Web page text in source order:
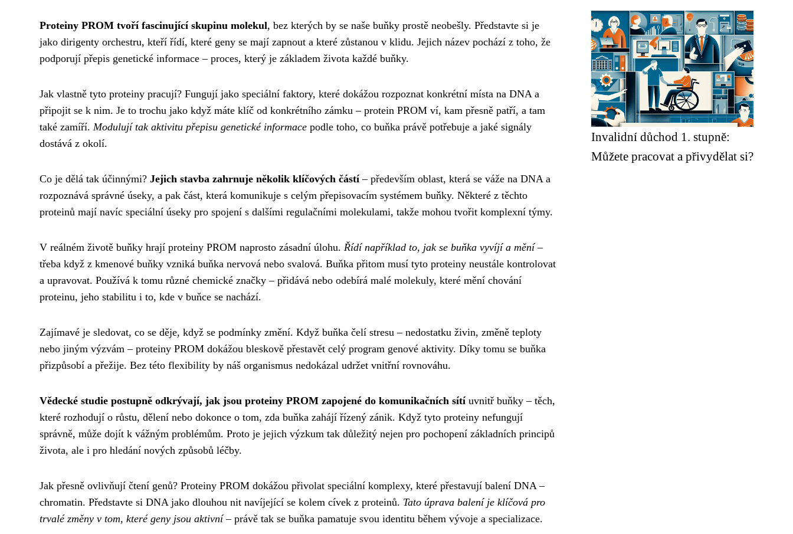
Proteiny PROM tvoří fascinující skupinu molekul, bez kterých by se naše buňky prostě neobešly. Představte si je
jako dirigenty orchestru, kteří řídí, které geny se mají zapnout a které zůstanou v klidu. Jejich název pochází z toho, že
podporují přepis genetické informace – proces, který je základem života každé buňky.
Jak vlastně tyto proteiny pracují? Fungují jako speciální faktory, které dokážou rozpoznat konkrétní místa na DNA a
připojit se k nim. Je to trochu jako když máte klíč od konkrétního zámku – protein PROM ví, kam přesně patří, a tam
také zamíří. Modulují tak aktivitu přepisu genetické informace podle toho, co buňka právě potřebuje a jaké signály
dostává z okolí.
Co je dělá tak účinnými? Jejich stavba zahrnuje několik klíčových částí– především oblast, která se váže na DNA a
rozpoznává správné úseky, a pak část, která komunikuje s celým přepisovacím systémem buňky. Některé z těchto
proteinů mají navíc speciální úseky pro spojení s dalšími regulačními molekulami, takže mohou tvořit komplexní týmy.
V reálném životě buňky hrají proteiny PROM naprosto zásadní úlohu. Řídí například to, jak se buňka vyvíjí a mění–
třeba když z kmenové buňky vzniká buňka nervová nebo svalová. Buňka přitom musí tyto proteiny neustále kontrolovat
a upravovat. Používá k tomu různé chemické značky – přidává nebo odebírá malé molekuly, které mění chování
proteinu, jeho stabilitu i to, kde v buňce se nachází.
Zajímavé je sledovat, co se děje, když se podmínky změní. Když buňka čelí stresu – nedostatku živin, změně teploty
nebo jiným výzvám – proteiny PROM dokážou bleskově přestavět celý program genové aktivity. Díky tomu se buňka
přizpůsobí a přežije. Bez této flexibility by náš organismus nedokázal udržet vnitřní rovnováhu.
Vědecké studie postupně odkrývají, jak jsou proteiny PROM zapojené do komunikačních sítíuvnitř buňky – těch,
které rozhodují o růstu, dělení nebo dokonce o tom, zda buňka zahájí řízený zánik. Když tyto proteiny nefungují
správně, může dojít k vážným problémům. Proto je jejich výzkum tak důležitý nejen pro pochopení základních principů
života, ale i pro hledání nových způsobů léčby.
Jak přesně ovlivňují čtení genů? Proteiny PROM dokážou přivolat speciální komplexy, které přestavují balení DNA –
chromatin. Představte si DNA jako dlouhou nit navíjející se kolem cívek z proteinů. Tato úprava balení je klíčová pro
trvalé změny v tom, které geny jsou aktivní– právě tak se buňka pamatuje svou identitu během vývoje a specializace.
Invalidní důchod 1. stupně:
Můžete pracovat a přivydělat si?